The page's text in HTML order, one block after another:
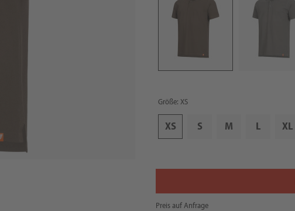
Größe: XS
XS S M L XL
Preis auf Anfrage